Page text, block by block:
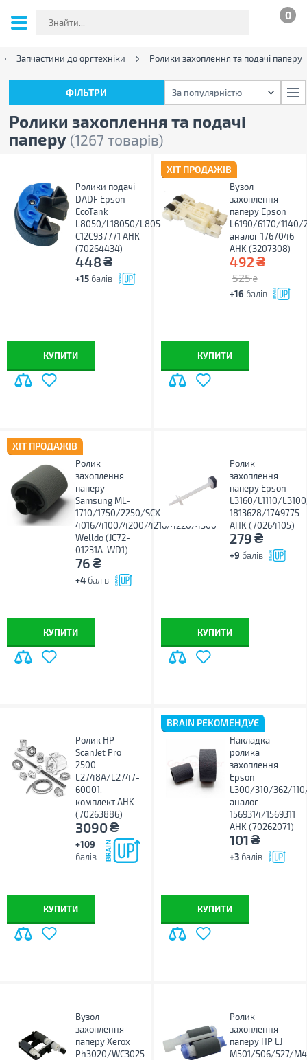
0
Запчастини до оргтехніки Ролики захоплення та подачі паперу
Ролики захоплення та подачі
паперу (1267 товарів)
ФІЛЬТРИ За популярністю
Ролики подачі
DADF Epson
EcoTank
L8050/L18050/L8058/L18058
C12C937771 АНК
(70264434)
448₴
+15 балів
КУПИТИ
ХІТ ПРОДАЖІВ
Вузол
захоплення
паперу Epson
L6190/6170/1140/
аналог 1767046
AHK (3207308)
492₴
525 ₴
+16 балів
КУПИТИ
ХІТ ПРОДАЖІВ
Ролик
захоплення
паперу
Samsung ML-
1710/1750/2250/SCX-
4016/4100/4200/4216/4220/4300
Welldo (JC72-
01231A-WD1)
76₴
+4 балів
КУПИТИ
Ролик
захоплення
паперу Epson
L3160/L1110/
1813628/1749775
AHK (70264105)
279₴
+9 балів
КУПИТИ
Ролик HP
ScanJet Pro
2500
L2748A/L2747-
60001,
комплект AHK
(70263886)
3090₴
+109
балів
КУПИТИ
BRAIN РЕКОМЕНДУЄ
Накладка
ролика
захоплення
Epson
L300/310/362/
аналог
1569314/1569311
AHK (70262071)
101₴
+3 балів
КУПИТИ
Вузол
захоплення
паперу Xerox
Ph3020/WC3025
Ролик
захоплення
паперу HP LJ
M501/506/527/
ФІЛЬТРИ За популярністю